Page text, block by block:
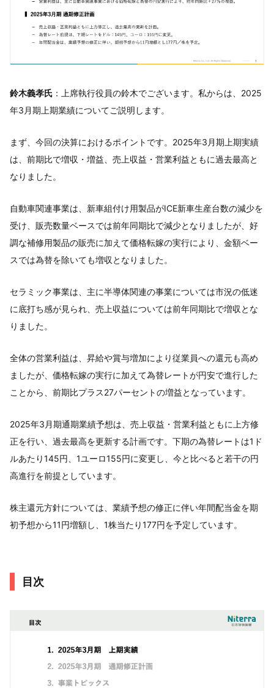
鈴木義孝氏 ：上席執行役員の鈴木でございます。私からは、2025
年3月期上期業績についてご説明します。
まず、今回の決算におけるポイントです。2025年3月期上期実績
は、前期比で増収・増益、売上収益・営業利益ともに過去最高と
なりました。
自動車関連事業は、新車組付け用製品がICE新車生産台数の減少を
受け、販売数量ベースでは前年同期比で減少となりましたが、好
調な補修用製品の販売に加えて価格転嫁の実行により、金額ベー
スでは為替を除いても増収となりました。
セラミック事業は、主に半導体関連の事業については市況の低迷
に底打ち感が見られ、売上収益については前年同期比で増収とな
りました。
全体の営業利益は、昇給や賞与増加により従業員への還元も高め
ましたが、価格転嫁の実行に加えて為替レートが円安で進行した
ことから、前期比プラス27パーセントの増益となっています。
2025年3月期通期業績予想は、売上収益・営業利益ともに上方修
正を行い、過去最高を更新する計画です。下期の為替レートは1ド
ルあたり145円、1ユーロ155円に変更し、今と比べると若干の円
高進行を前提としています。
株主還元方針については、業績予想の修正に伴い年間配当金を期
初予想から11円増額し、1株当たり177円を予定しています。
目次